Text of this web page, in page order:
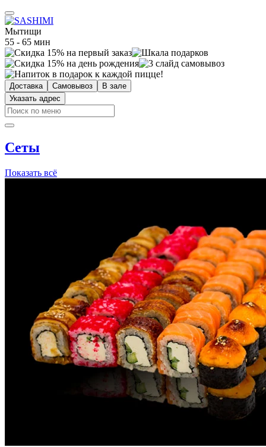
Мытищи
55 - 65 мин
Доставка Самовывоз
В зале
Указать адрес
Сеты
Показать всё